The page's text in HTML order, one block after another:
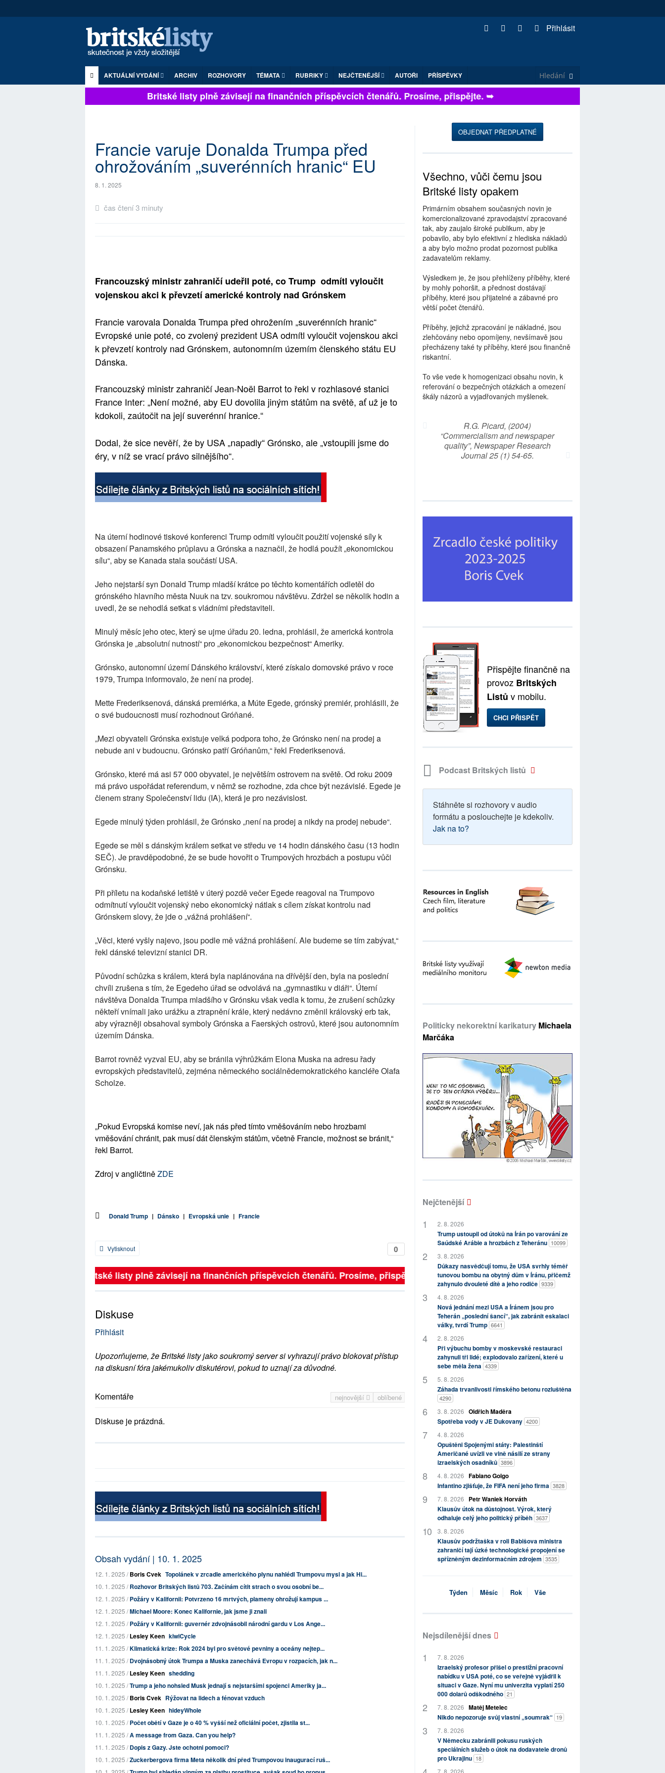
Přihlásit
AKTUÁLNÍ VYDÁNÍ ARCHIV ROZHOVORY TÉMATA RUBRIKY NEJČTENĚJŠÍ AUTOŘI PŘÍSPĚVKY
Britské listy plně závisejí na finančních příspěvcích čtenářů. Prosíme, přispějte. ➥
Francie varuje Donalda Trumpa před
ohrožováním „suverénních hranic“ EU
8. 1. 2025
čas čtení 3 minuty
Francouzský ministr zahraničí udeřil poté, co Trump odmítl vyloučit
vojenskou akci k převzetí americké kontroly nad Grónskem
Francie varovala Donalda Trumpa před ohrožením „suverénních hranic“
Evropské unie poté, co zvolený prezident USA odmítl vyloučit vojenskou akci
k převzetí kontroly nad Grónskem, autonomním územím členského státu EU
Dánska.
Francouzský ministr zahraničí Jean-Noël Barrot to řekl v rozhlasové stanici
France Inter: „Není možné, aby EU dovolila jiným státům na světě, ať už je to
kdokoli, zaútočit na její suverénní hranice.“
Dodal, že sice nevěří, že by USA „napadly“ Grónsko, ale „vstoupili jsme do
éry, v níž se vrací právo silnějšího“.
Na úterní hodinové tiskové konferenci Trump odmítl vyloučit použití vojenské síly k
obsazení Panamského průplavu a Grónska a naznačil, že hodlá použít „ekonomickou
sílu“, aby se Kanada stala součástí USA.
Jeho nejstarší syn Donald Trump mladší krátce po těchto komentářích odletěl do
grónského hlavního města Nuuk na tzv. soukromou návštěvu. Zdržel se několik hodin a
uvedl, že se nehodlá setkat s vládními představiteli.
Minulý měsíc jeho otec, který se ujme úřadu 20. ledna, prohlásil, že americká kontrola
Grónska je „absolutní nutností“ pro „ekonomickou bezpečnost“ Ameriky.
Grónsko, autonomní území Dánského království, které získalo domovské právo v roce
1979, Trumpa informovalo, že není na prodej.
Mette Frederiksenová, dánská premiérka, a Múte Egede, grónský premiér, prohlásili, že
o své budoucnosti musí rozhodnout Gróňané.
„Mezi obyvateli Grónska existuje velká podpora toho, že Grónsko není na prodej a
nebude ani v budoucnu. Grónsko patří Gróňanům,“ řekl Frederiksenová.
Grónsko, které má asi 57 000 obyvatel, je největším ostrovem na světě. Od roku 2009
má právo uspořádat referendum, v němž se rozhodne, zda chce být nezávislé. Egede je
členem strany Společenství lidu (IA), která je pro nezávislost.
Egede minulý týden prohlásil, že Grónsko „není na prodej a nikdy na prodej nebude“.
Egede se měl s dánským králem setkat ve středu ve 14 hodin dánského času (13 hodin
SEČ). Je pravděpodobné, že se bude hovořit o Trumpových hrozbách a postupu vůči
Grónsku.
Při příletu na kodaňské letiště v úterý pozdě večer Egede reagoval na Trumpovo
odmítnutí vyloučit vojenský nebo ekonomický nátlak s cílem získat kontrolu nad
Grónskem slovy, že jde o „vážná prohlášení“.
„Věci, které vyšly najevo, jsou podle mě vážná prohlášení. Ale budeme se tím zabývat,“
řekl dánské televizní stanici DR.
Původní schůzka s králem, která byla naplánována na dřívější den, byla na poslední
chvíli zrušena s tím, že Egedeho úřad se odvolává na „gymnastiku v diáři“. Úterní
návštěva Donalda Trumpa mladšího v Grónsku však vedla k tomu, že zrušení schůzky
někteří vnímali jako urážku a ztrapnění krále, který nedávno změnil královský erb tak,
aby výrazněji obsahoval symboly Grónska a Faerských ostrovů, které jsou autonomním
územím Dánska.
Barrot rovněž vyzval EU, aby se bránila výhrůžkám Elona Muska na adresu řady
evropských představitelů, zejména německého sociálnědemokratického kancléře Olafa
Scholze.
„Pokud Evropská komise neví, jak nás před tímto vměšováním nebo hrozbami
vměšování chránit, pak musí dát členským státům, včetně Francie, možnost se bránit,“
řekl Barrot.
Zdroj v angličtiněZDE
Donald Trump | Dánsko | Evropská unie | Francie
0
Vytisknout
Britské listy plně závisejí na finančních příspěvcích čtenářů. Prosíme, přispějte. ➥
Diskuse
Přihlásit
Upozorňujeme, že Britské listy jako soukromý server si vyhrazují právo blokovat přístup
na diskusní fóra jakémukoliv diskutérovi, pokud to uznají za důvodné.
nejnovější oblíbené
Komentáře
Diskuse je prázdná.
Obsah vydání | 10. 1. 2025
12. 1. 2025 /Boris Cvek Topolánek v zrcadle amerického plynu nahlédl Trumpovu mysl a jak Hi...
10. 1. 2025 /Rozhovor Britských listů 703. Začínám cítit strach o svou osobní be...
12. 1. 2025 /Požáry v Kalifornii: Potvrzeno 16 mrtvých, plameny ohrožují kampus ...
12. 1. 2025 /Michael Moore: Konec Kalifornie, jak jsme ji znali
12. 1. 2025 /Požáry v Kalifornii: guvernér zdvojnásobil národní gardu v Los Ange...
12. 1. 2025 /Lesley Keen kiwiCycle
11. 1. 2025 /Klimatická krize: Rok 2024 byl pro světové pevniny a oceány nejtep...
11. 1. 2025 /Dvojnásobný útok Trumpa a Muska zanechává Evropu v rozpacích, jak n...
11. 1. 2025 /Lesley Keen shedding
10. 1. 2025 /Trump a jeho nohsled Musk jednají s nejstaršími spojenci Ameriky ja...
10. 1. 2025 /Boris Cvek Rýžovat na lidech a fénovat vzduch
10. 1. 2025 /Lesley Keen hideyWhole
10. 1. 2025 /Počet obětí v Gaze je o 40 % vyšší než oficiální počet, zjistila st...
11. 1. 2025 /A message from Gaza. Can you help?
11. 1. 2025 /Dopis z Gazy. Jste ochotni pomoci?
10. 1. 2025 /Zuckerbergova firma Meta několik dní před Trumpovou inaugurací ruš...
OBJEDNAT PŘEDPLATNÉ
Všechno, vůči čemu jsou
Britské listy opakem
Primárním obsahem současných novin je
komercionalizované zpravodajství zpracované
tak, aby zaujalo široké publikum, aby je
pobavilo, aby bylo efektivní z hlediska nákladů
a aby bylo možno prodat pozornost publika
zadavatelům reklamy.
Výsledkem je, že jsou přehlíženy příběhy, které
by mohly pohoršit, a přednost dostávají
příběhy, které jsou přijatelné a zábavné pro
větší počet čtenářů.
Příběhy, jejichž zpracování je nákladné, jsou
zlehčovány nebo opomíjeny, nevšímavě jsou
přecházeny také ty příběhy, které jsou finančně
riskantní.
To vše vede k homogenizaci obsahu novin, k
referování o bezpečných otázkách a omezení
škály názorů a vyjadřovaných myšlenek.
R.G. Picard, (2004)
“Commercialism and newspaper
quality”, Newspaper Research
Journal 25 (1) 54-65.
Přispějte finančně na
provoz Britských
Listů v mobilu.
CHCI PŘISPĚT
Podcast Britských listů
Stáhněte si rozhovory v audio
formátu a poslouchejte je kdekoliv.
Jak na to?
Politicky nekorektní karikatury Michaela
Marčáka
Nejčtenější
2. 8. 2026
Trump ustoupil od útoků na Írán po varování ze
Saúdské Arábie a hrozbách z Teheránu 10099
3. 8. 2026
Důkazy nasvědčují tomu, že USA svrhly téměř
tunovou bombu na obytný dům v Íránu, přičemž
zahynulo dvouleté dítě a jeho rodiče 9339
4. 8. 2026
Nová jednání mezi USA a Íránem jsou pro
Teherán „poslední šancí“, jak zabránit eskalaci
války, tvrdí Trump 6641
2. 8. 2026
Při výbuchu bomby v moskevské restauraci
zahynuli tři lidé; explodovalo zařízení, které u
sebe měla žena 4339
5. 8. 2026
Záhada trvanlivosti římského betonu rozluštěna
4290
3. 8. 2026 Oldřich Maděra
Spotřeba vody v JE Dukovany 4200
4. 8. 2026
Opuštěni Spojenými státy: Palestinští
Američané uvízli ve vlně násilí ze strany
izraelských osadníků 3896
4. 8. 2026 Fabiano Golgo
Infantino zjišťuje, že FIFA není jeho firma 3828
7. 8. 2026
Petr Waniek Horváth
Klausův útok na důstojnost. Výrok, který
odhaluje celý jeho politický příběh 3637
3. 8. 2026
Klausův podržtaška v roli Babišova ministra
zahraničí tají úzké technologické propojení se
spřízněným dezinformačním zdrojem 3535
Týden Měsíc Rok Vše
Nejsdílenější dnes
7. 8. 2026
Izraelský profesor přišel o prestižní pracovní
nabídku v USA poté, co se veřejně vyjádřil k
situaci v Gaze. Nyní mu univerzita vyplatí 250
000 dolarů odškodného 21
7. 8. 2026 Matěj Metelec
Nikdo nepozoruje svůj vlastní „soumrak“ 19
7. 8. 2026
V Německu zabránili pokusu ruských
speciálních služeb o útok na dodavatele dronů
pro Ukrajinu 18